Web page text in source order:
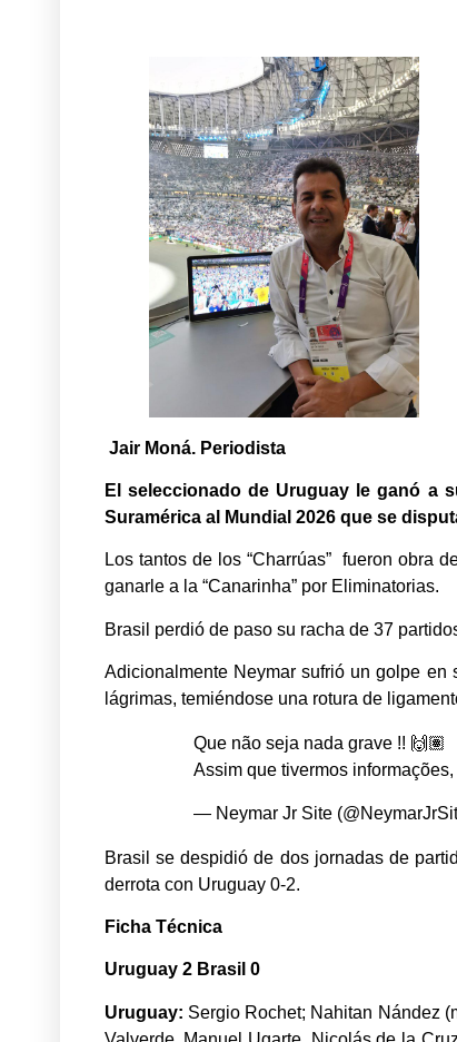
Jair Moná. Periodista
El seleccionado de Uruguay le ganó a
Suramérica al Mundial 2026 que se
Los tantos de los “Charrúas” fueron obra
ganarle a la “Canarinha” por Eliminatorias.
Brasil perdió de paso su racha de 37
Adicionalmente Neymar sufrió un golpe
lágrimas, temiéndose una rotura de
Que não seja nada grave !! 🙌🏽
Assim que tivermos
— Neymar Jr Site
Brasil se despidió de dos jornadas de
derrota con Uruguay 0-2.
Ficha Técnica
Uruguay 2 Brasil 0
Uruguay: Sergio Rochet; Nahitan Nández